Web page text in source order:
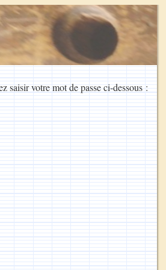
saisir votre mot de passe ci-dessous :